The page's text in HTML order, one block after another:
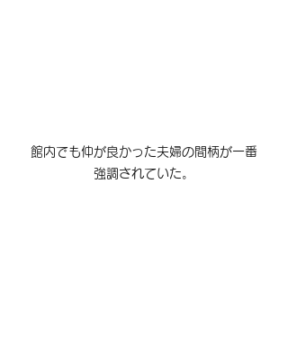
館内でも仲が良かった夫婦の間柄が一番
強調されていた。